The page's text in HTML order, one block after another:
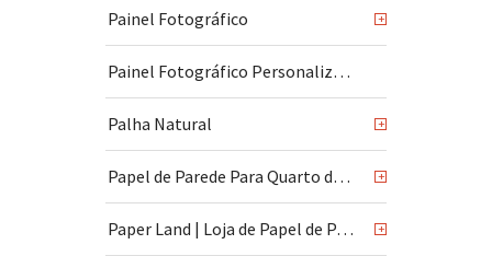
Painel Fotográfico +
Painel Fotográfico Personalizado
Palha Natural +
Papel de Parede Para Quarto de Bebê +
Paper Land | Loja de Papel de Parede | São Paulo +